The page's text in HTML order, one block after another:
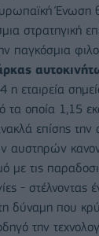
Ένωση
στρατηγική
παγκόσμια
η εταιρεία
τα οποία 1,15
επίσης την
αυστηρών
με τις
-
δύναμη που
την